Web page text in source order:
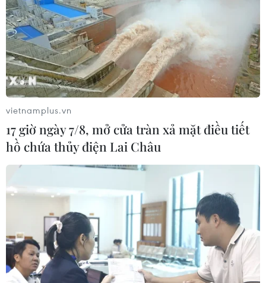
vietnamplus.vn
17 giờ ngày 7/8, mở cửa tràn xả mặt điều tiết
hồ chứa thủy điện Lai Châu